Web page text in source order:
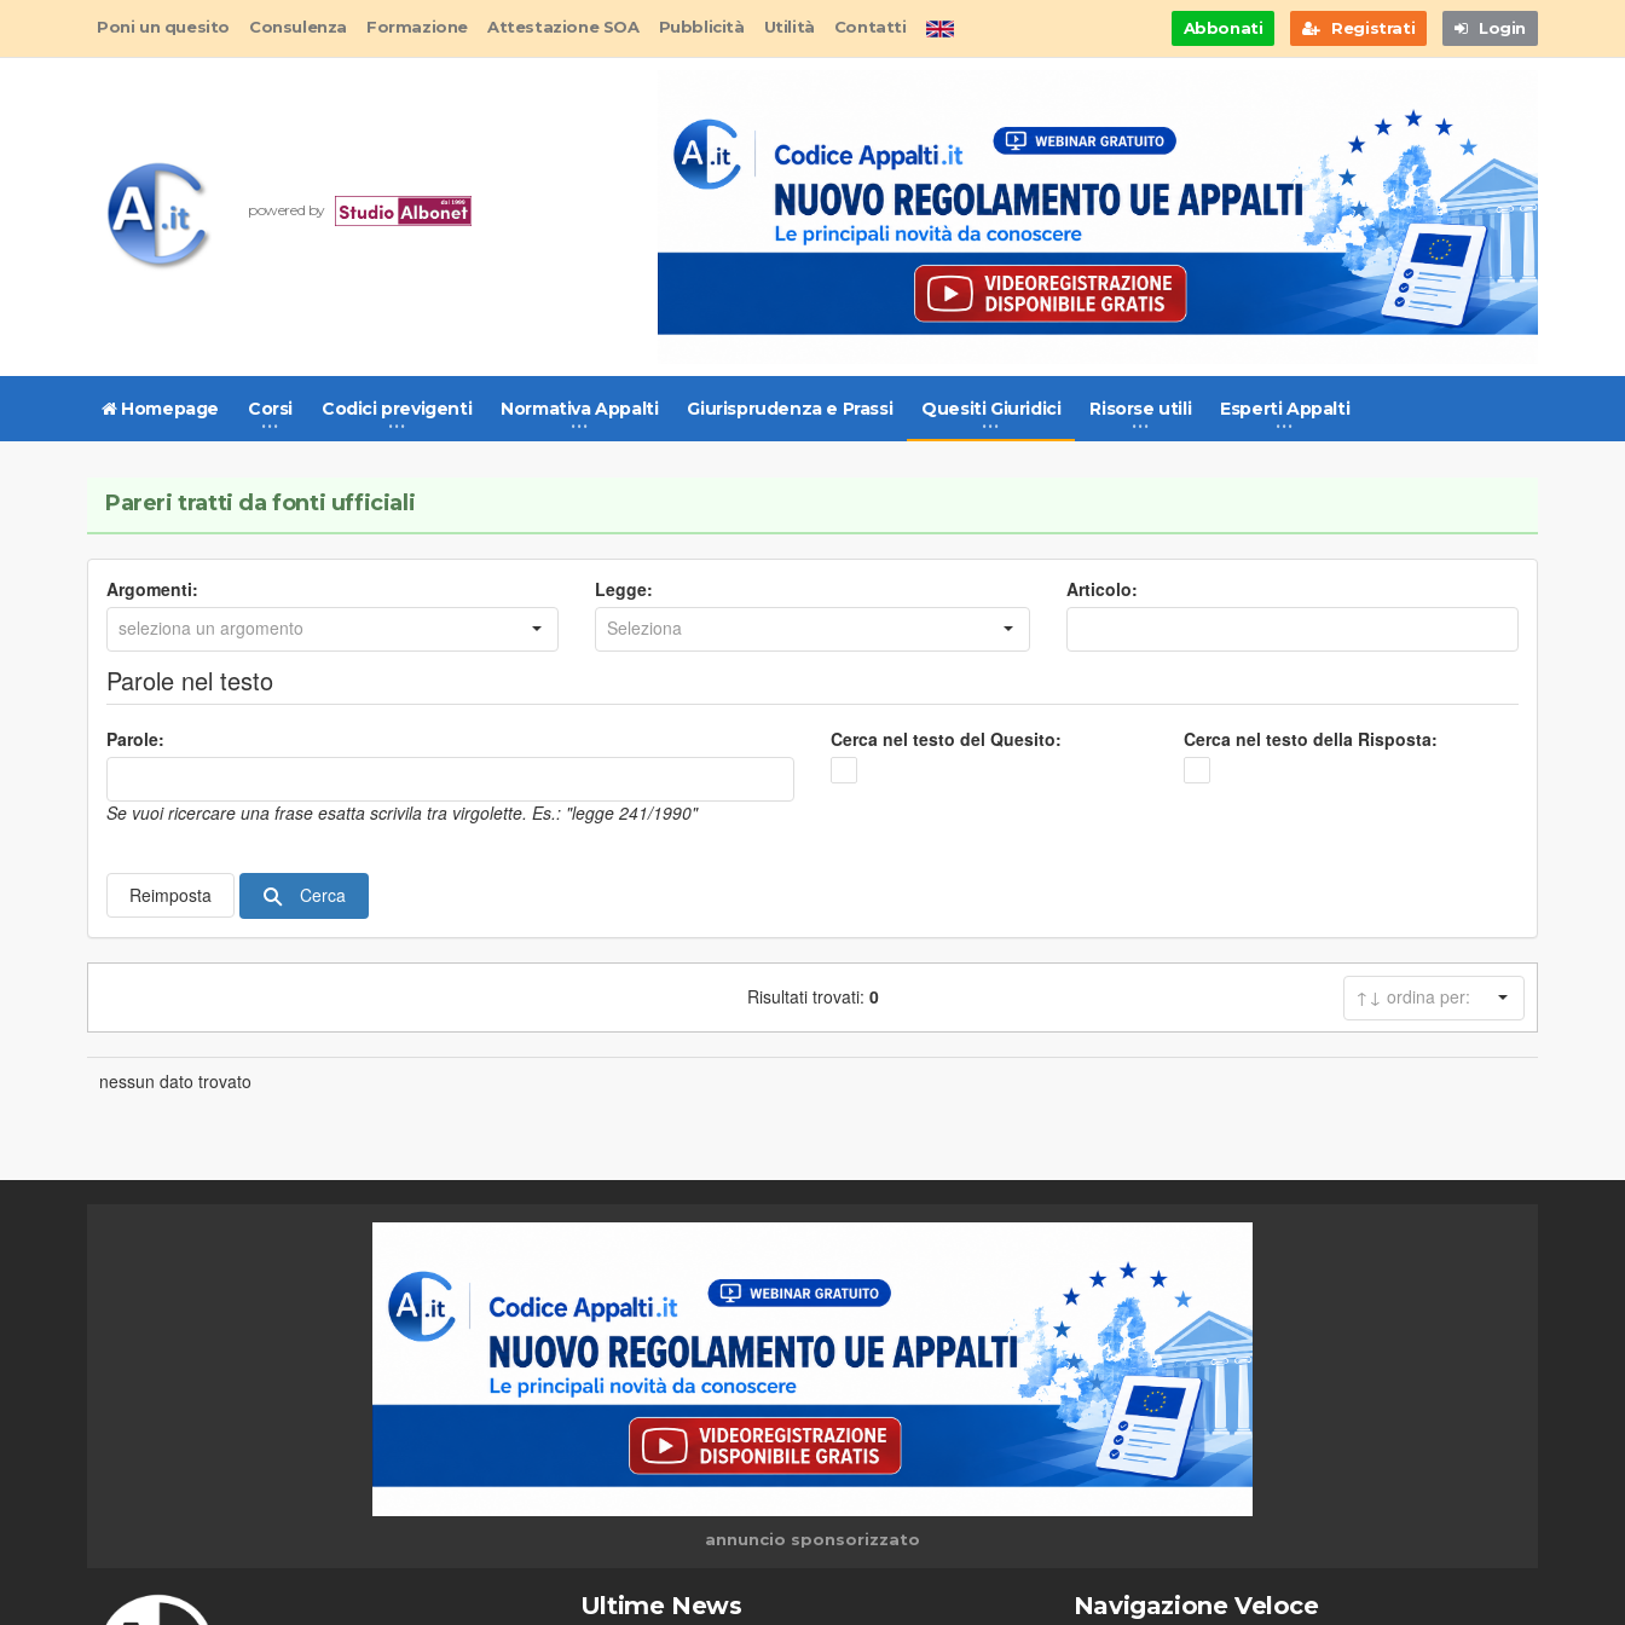
Abbonati Registrati Login
Poni un quesito Consulenza Formazione Attestazione SOA Pubblicità Utilità Contatti
powered by
Homepage Corsi Codici previgenti Normativa Appalti Giurisprudenza e Prassi Quesiti Giuridici Risorse utili Esperti Appalti
Pareri tratti da fonti ufficiali
Argomenti: Legge: Articolo:
Parole nel testo
Parole:
Se vuoi ricercare una frase esatta scrivila tra virgolette. Es.: "legge 241/1990"
Cerca nel testo del Quesito: Cerca nel testo della Risposta:
Reimposta Cerca
Risultati trovati: 0
nessun dato trovato
annuncio sponsorizzato
Ultime News Navigazione Veloce